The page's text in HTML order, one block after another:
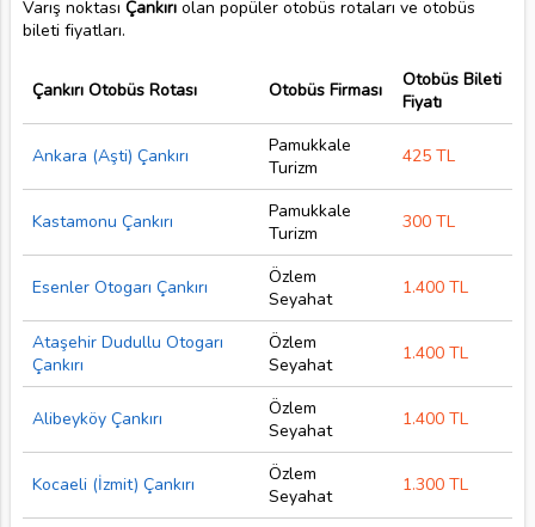
Varış noktası Çankırıolan popüler otobüs rotaları ve otobüs
bileti fiyatları.
Çankırı Otobüs Rotası Otobüs Firması
Otobüs Bileti
Fiyatı
Ankara (Aşti) Çankırı
Pamukkale
Turizm
425 TL
Kastamonu Çankırı
Pamukkale
Turizm
300 TL
Esenler Otogarı Çankırı
Özlem
Seyahat
1.400 TL
Ataşehir Dudullu Otogarı
Çankırı
Özlem
Seyahat
1.400 TL
Alibeyköy Çankırı
Özlem
Seyahat
1.400 TL
Kocaeli (İzmit) Çankırı
Özlem
Seyahat
1.300 TL